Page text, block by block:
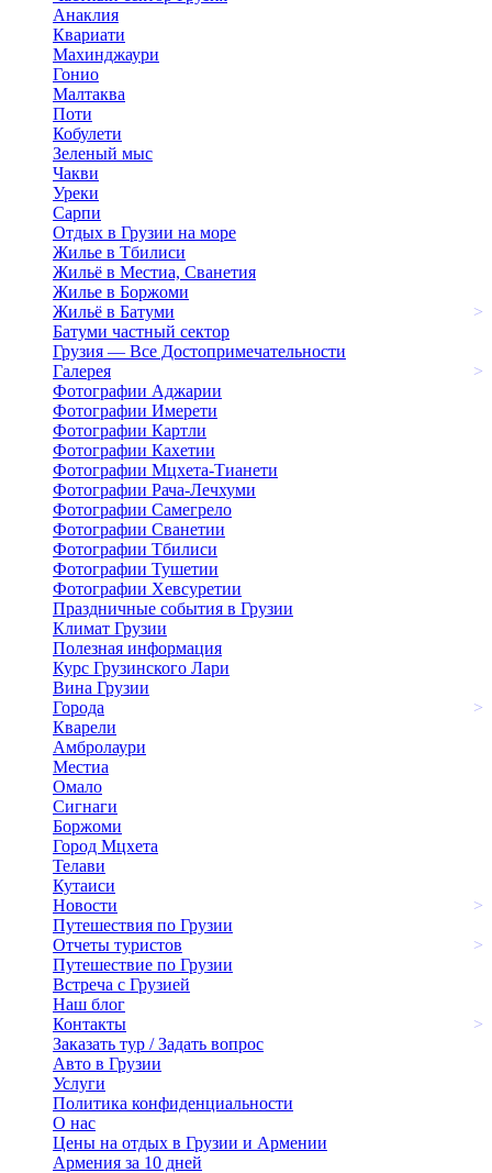
Анаклия
Квариати
Махинджаури
Гонио
Малтаква
Поти
Кобулети
Зеленый мыс
Чакви
Уреки
Сарпи
Отдых в Грузии на море
Жилье в Тбилиси
Жильё в Местиа, Сванетия
Жилье в Боржоми
Жильё в Батуми
>
Батуми частный сектор
Грузия — Все Достопримечательности
Галерея
>
Фотографии Аджарии
Фотографии Имерети
Фотографии Картли
Фотографии Кахетии
Фотографии Мцхета-Тианети
Фотографии Рача-Лечхуми
Фотографии Самегрело
Фотографии Сванетии
Фотографии Тбилиси
Фотографии Тушетии
Фотографии Хевсуретии
Праздничные события в Грузии
Климат Грузии
Полезная информация
Курс Грузинского Лари
Вина Грузии
Города
>
Кварели
Амбролаури
Местиа
Омало
Сигнаги
Боржоми
Город Мцхета
Телави
Кутаиси
Новости
>
Путешествия по Грузии
Отчеты туристов
>
Путешествие по Грузии
Встреча с Грузией
Наш блог
Контакты
>
Заказать тур / Задать вопрос
Авто в Грузии
Услуги
Политика конфиденциальности
О нас
Цены на отдых в Грузии и Армении
Армения за 10 дней